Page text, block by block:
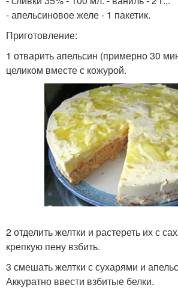
- апельсиновое желе - 1 пакетик.
Приготовление:
1 отварить апельсин (примерно 30
целиком вместе с кожурой.
2 отделить желтки и растереть их с
крепкую пену взбить.
3 смешать желтки с сухарями и
Аккуратно ввести взбитые белки.